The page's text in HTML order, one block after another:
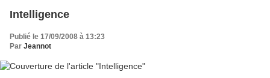
Intelligence
Publié le 17/09/2008 à 13:23
Par Jeannot